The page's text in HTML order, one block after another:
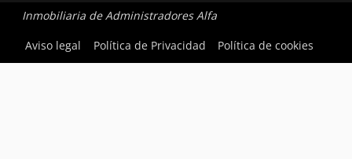
Inmobiliaria de Administradores Alfa
Aviso legal
Política de Privacidad Política de cookies